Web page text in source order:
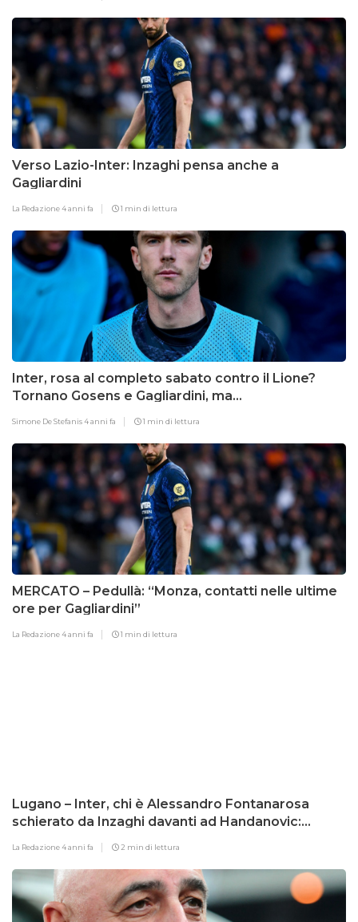
Verso Lazio-Inter: Inzaghi pensa anche a
Gagliardini
La Redazione4 anni fa 1 min di lettura
Inter, rosa al completo sabato contro il Lione?
Tornano Gosens e Gagliardini, ma…
Simone De Stefanis4 anni fa 1 min di lettura
MERCATO – Pedullà: “Monza, contatti nelle ultime
ore per Gagliardini”
La Redazione4 anni fa 1 min di lettura
Lugano – Inter, chi è Alessandro Fontanarosa
schierato da Inzaghi davanti ad Handanovic:
“Emozionato, ma non è successo nulla”
La Redazione4 anni fa 2 min di lettura